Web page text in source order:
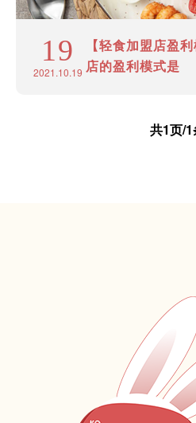
19
2021.10.19
【轻食加盟店盈
店的盈利模式是
共1页/